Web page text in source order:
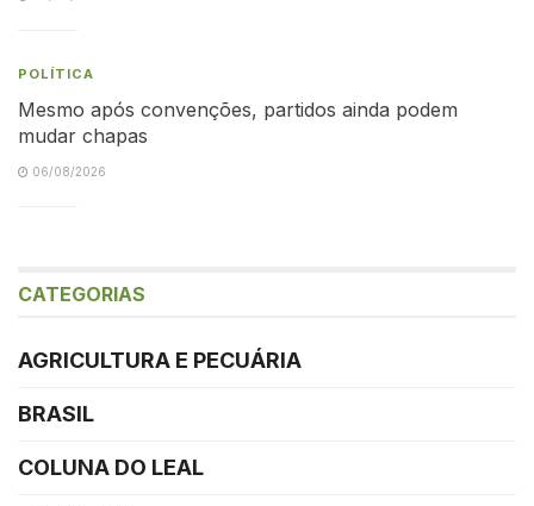
POLÍTICA
Mesmo após convenções, partidos ainda podem
mudar chapas
06/08/2026
CATEGORIAS
AGRICULTURA E PECUÁRIA
BRASIL
COLUNA DO LEAL